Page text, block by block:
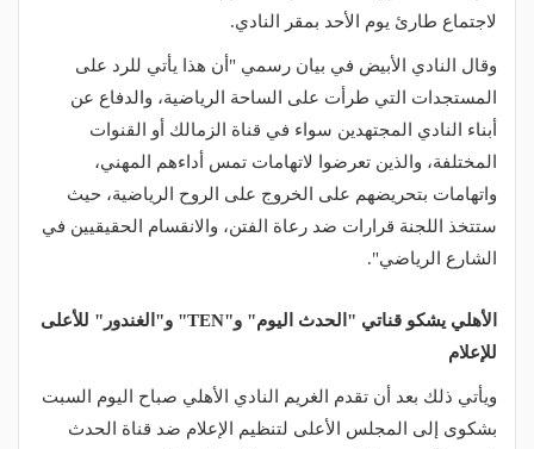
لاجتماع طارئ يوم الأحد بمقر النادي.
وقال النادي الأبيض في بيان رسمي "أن هذا يأتي للرد على
المستجدات التي طرأت على الساحة الرياضية، والدفاع عن
أبناء النادي المجتهدين سواء في قناة الزمالك أو القنوات
المختلفة، والذين تعرضوا لاتهامات تمس أداءهم المهني،
واتهامات بتحريضهم على الخروج على الروح الرياضية، حيث
ستتخذ اللجنة قرارات ضد رعاة الفتن، والانقسام الحقيقيين في
الشارع الرياضي".
الأهلي يشكو قناتي "الحدث اليوم" و"TEN" و"الغندور" للأعلى
للإعلام
ويأتي ذلك بعد أن تقدم الغريم النادي الأهلي صباح اليوم السبت
بشكوى إلى المجلس الأعلى لتنظيم الإعلام ضد قناة الحدث